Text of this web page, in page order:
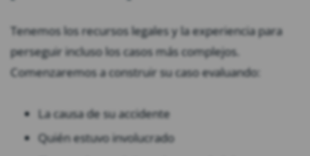
Tenemos los recursos legales y la experiencia para
perseguir incluso los casos más complejos.
Comenzaremos a construir su caso evaluando:
La causa de su accidente
Quién estuvo involucrado